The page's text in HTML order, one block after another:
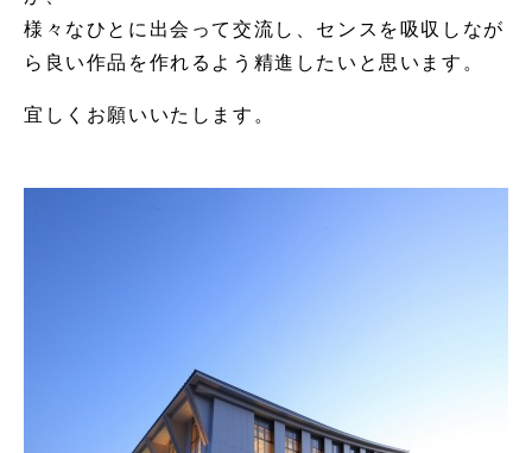
様々なひとに出会って交流し、センスを吸収しなが
ら良い作品を作れるよう精進したいと思います。
宜しくお願いいたします。